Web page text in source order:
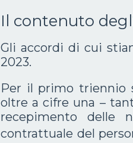
Il contenuto
Gli accordi di cui
2023.
Per il primo triennio
oltre a cifre una –
recepimento delle
contrattuale del